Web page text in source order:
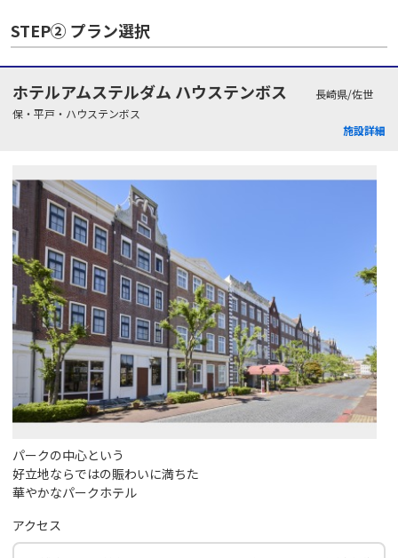
STEP② プラン選択
ホテルアムステルダム ハウステンボス
長崎県/佐世
保・平戸・ハウステンボス
施設詳細
パークの中心という
好立地ならではの賑わいに満ちた
華やかなパークホテル
アクセス